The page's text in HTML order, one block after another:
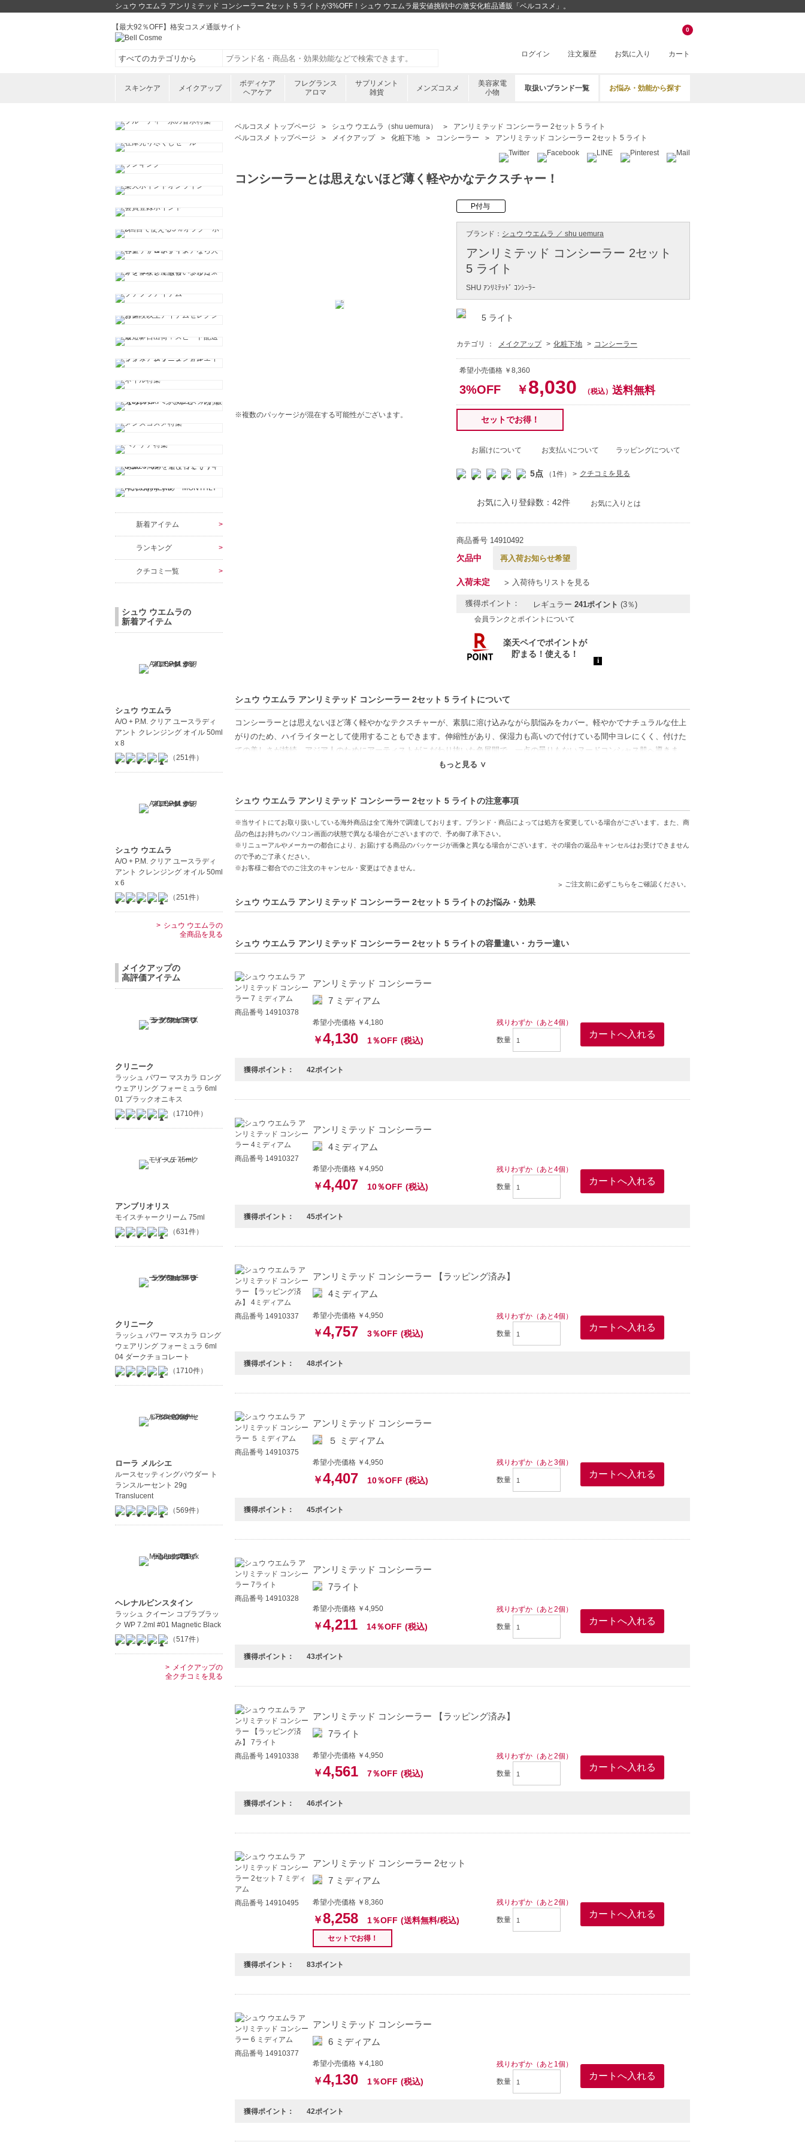
シュウ ウエムラ アンリミテッド コンシーラー 2セット 5 ライトが3%OFF！シュウ ウエムラ最安値挑戦中の激安化粧品通販「ベルコスメ」。
【最大92％OFF】格安コスメ通販サイト
ログイン 注文履歴 お気に入り カート
0
スキンケア メイクアップ
ボディケア
ヘアケア
フレグランス
アロマ
サプリメント
雑貨
メンズコスメ
美容家電
小物
取扱いブランド一覧 お悩み・効能から探す
ベルコスメ トップページ シュウ ウエムラ（shu uemura）
アンリミテッド コンシーラー 2セット 5 ライト
ベルコスメ トップページ
メイクアップ 化粧下地 コンシーラー アンリミテッド コンシーラー 2セット 5 ライト
コンシーラーとは思えないほど薄く軽やかなテクスチャー！
※複数のパッケージが混在する可能性がございます。
P付与
ブランド： シュウ ウエムラ ／ shu uemura
アンリミテッド コンシーラー 2セット
5 ライト
SHU ｱﾝﾘﾐﾃｯﾄﾞ ｺﾝｼｰﾗｰ
5 ライト
カテゴリ ： メイクアップ 化粧下地 コンシーラー
希望小売価格 ￥8,360
3%OFF ￥8,030 （税込） 送料無料
セットでお得！
お届けについて お支払いについて ラッピングについて
5点 （1件） クチコミを見る
お気に入り登録数：42件 お気に入りとは
商品番号 14910492
欠品中 再入荷お知らせ希望
入荷未定 入荷待ちリストを見る
獲得ポイント： レギュラー 241ポイント (3％)
会員ランクとポイントについて
シュウ ウエムラ アンリミテッド コンシーラー 2セット 5 ライトについて
コンシーラーとは思えないほど薄く軽やかなテクスチャーが、素肌に溶け込みながら肌悩みをカバー。軽やかでナチュラルな仕上
がりのため、ハイライターとして使用することもできます。伸縮性があり、保湿力も高いので付けている間中ヨレにくく、付けた
ての美しさが持続。アジア人のためにアーティストがこだわり抜いた色展開で、一点の曇りもないヌードコンシャス肌へ導きま
軽やかなテクスチャー-素肌に溶け込むような薄さで、ナチュラルな仕上がり。
保湿力と伸縮性-付けた後もヨレにくく、長時間美しい仕上がりを保つ。
アジア人向け色展開-アーティストのこだわりが詰まった色合いで、自然な肌へ。
【こんな方へおすすめ】
肌悩みをカバーしたい方
【JAN/UPC:4935421706612】
もっと見る ∨
シュウ ウエムラ アンリミテッド コンシーラー 2セット 5 ライトの注意事項
※当サイトにてお取り扱いしている海外商品は全て海外で調達しております。ブランド・商品によっては処方を変更している場合がございます。また、商
品の色はお持ちのパソコン画面の状態で異なる場合がございますので、予め御了承下さい。
※リニューアルやメーカーの都合により、お届けする商品のパッケージが画像と異なる場合がございます。その場合の返品キャンセルはお受けできません
ので予めご了承ください。
※お客様ご都合でのご注文のキャンセル・変更はできません。
ご注文前に必ずこちらをご確認ください。
シュウ ウエムラ アンリミテッド コンシーラー 2セット 5 ライトのお悩み・効果
シュウ ウエムラ アンリミテッド コンシーラー 2セット 5 ライトの容量違い・カラー違い
商品番号 14910378
アンリミテッド コンシーラー
7 ミディアム
希望小売価格 ￥4,180
￥4,130 1％OFF (税込)
残りわずか（あと4個）
数量
獲得ポイント： 42ポイント
商品番号 14910327
アンリミテッド コンシーラー
4ミディアム
希望小売価格 ￥4,950
￥4,407 10％OFF (税込)
残りわずか（あと4個）
数量
獲得ポイント： 45ポイント
商品番号 14910337
アンリミテッド コンシーラー 【ラッピング済み】
4ミディアム
希望小売価格 ￥4,950
￥4,757 3％OFF (税込)
残りわずか（あと4個）
数量
獲得ポイント： 48ポイント
商品番号 14910375
アンリミテッド コンシーラー
５ ミディアム
希望小売価格 ￥4,950
￥4,407 10％OFF (税込)
残りわずか（あと3個）
数量
獲得ポイント： 45ポイント
商品番号 14910328
アンリミテッド コンシーラー
7ライト
希望小売価格 ￥4,950
￥4,211 14％OFF (税込)
残りわずか（あと2個）
数量
獲得ポイント： 43ポイント
商品番号 14910338
アンリミテッド コンシーラー 【ラッピング済み】
7ライト
希望小売価格 ￥4,950
￥4,561 7％OFF (税込)
残りわずか（あと2個）
数量
獲得ポイント： 46ポイント
商品番号 14910495
アンリミテッド コンシーラー 2セット
7 ミディアム
希望小売価格 ￥8,360
￥8,258 1％OFF (送料無料/税込)
セットでお得！
残りわずか（あと2個）
数量
獲得ポイント： 83ポイント
商品番号 14910377
アンリミテッド コンシーラー
6 ミディアム
希望小売価格 ￥4,180
￥4,130 1％OFF (税込)
残りわずか（あと1個）
数量
獲得ポイント： 42ポイント
新着アイテム
ランキング
クチコミ一覧
シュウ ウエムラの
新着アイテム
シュウ ウエムラ
A/O + P.M. クリア ユースラディ
アント クレンジング オイル 50ml
x 8
（251件）
シュウ ウエムラ
A/O + P.M. クリア ユースラディ
アント クレンジング オイル 50ml
x 6
（251件）
シュウ ウエムラの
全商品を見る
メイクアップの
高評価アイテム
クリニーク
ラッシュ パワー マスカラ ロング
ウェアリング フォーミュラ 6ml
01 ブラックオニキス
（1710件）
アンブリオリス
モイスチャークリーム 75ml
（631件）
クリニーク
ラッシュ パワー マスカラ ロング
ウェアリング フォーミュラ 6ml
04 ダークチョコレート
（1710件）
ローラ メルシエ
ルースセッティングパウダー ト
ランスルーセント 29g
Translucent
（569件）
ヘレナルビンスタイン
ラッシュ クイーン コブラブラッ
ク WP 7.2ml #01 Magnetic Black
（517件）
メイクアップの
全クチコミを見る